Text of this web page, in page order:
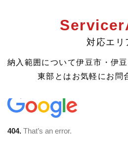
Servicer
対応エリ
納入範囲について伊豆市・伊
東部とはお気軽にお問